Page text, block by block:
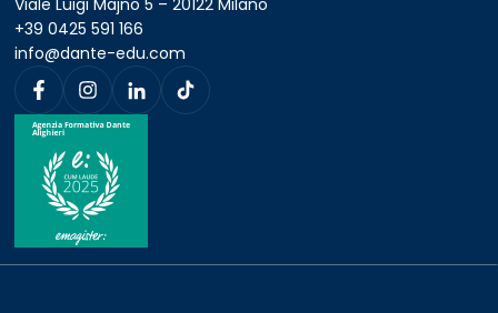
Viale Luigi Majno 5 – 20122 Milano
+39 0425 591 166
info@dante-edu.com